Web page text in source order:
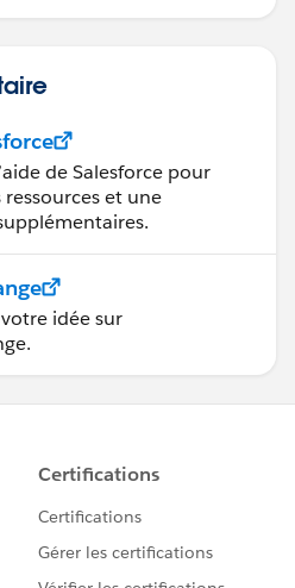
de Salesforce pour
et une
idée sur